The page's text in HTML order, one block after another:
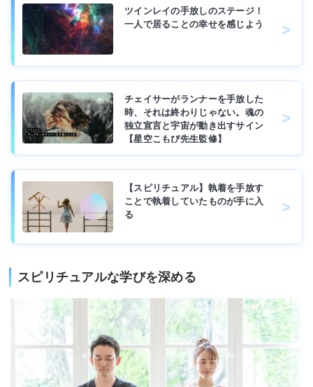
ツインレイの手放しのステージ！
一人で居ることの幸せを感じよう
チェイサーがランナーを手放した
時、それは終わりじゃない。魂の
独立宣言と宇宙が動き出すサイン
【星空こもぴ先生監修】
【スピリチュアル】執着を手放す
ことで執着していたものが手に入
る
スピリチュアルな学びを深める